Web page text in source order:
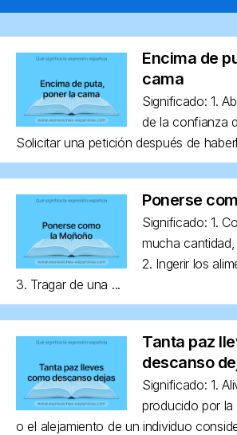
Encima de
cama
Significado: 1.
de la confianza
Solicitar una petición después de
Ponerse
Significado: 1.
mucha
2. Ingerir los
3. Tragar de una ...
Tanta paz
descanso
Significado: 1.
producido por
o el alejamiento de un individuo